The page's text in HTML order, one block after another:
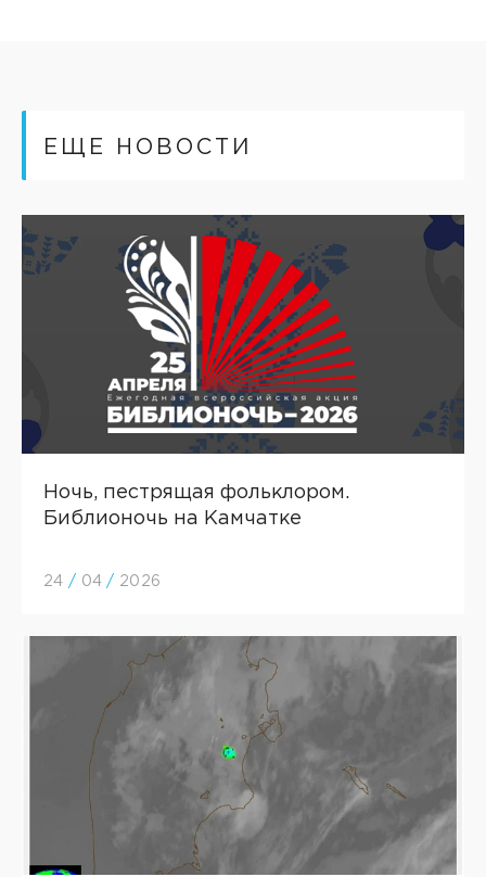
ЕЩЕ НОВОСТИ
Ночь, пестрящая фольклором.
Библионочь на Камчатке
24 / 04 / 2026